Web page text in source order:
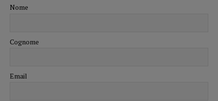
Nome
Cognome
Email